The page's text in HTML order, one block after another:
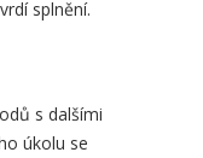
splnění.
s dalšími
úkolu se